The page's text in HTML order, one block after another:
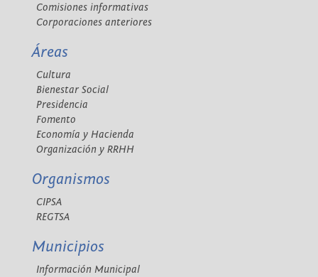
Comisiones informativas
Corporaciones anteriores
Áreas
Cultura
Bienestar Social
Presidencia
Fomento
Economía y Hacienda
Organización y RRHH
Organismos
CIPSA
REGTSA
Municipios
Información Municipal